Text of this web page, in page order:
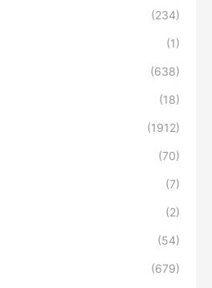
(234)
(1)
(638)
(18)
(1912)
(70)
(7)
(2)
(54)
(679)